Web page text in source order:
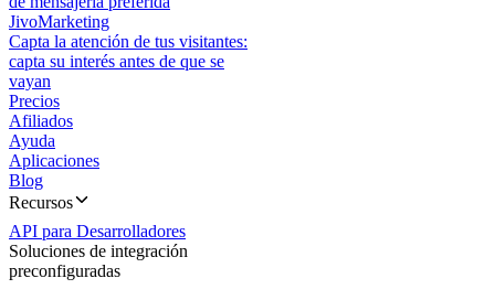
JivoMarketing
Capta la atención de tus visitantes:
capta su interés antes de que se
vayan
Precios
Afiliados
Ayuda
Aplicaciones
Blog
Recursos
API para Desarrolladores
Soluciones de integración
preconfiguradas